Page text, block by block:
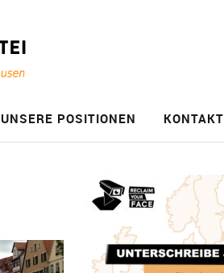
UNSERE POSITIONEN KONTAKT